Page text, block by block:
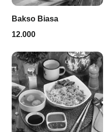
Bakso Biasa
12.000